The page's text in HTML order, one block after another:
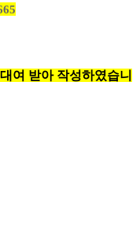
여 받아 작성하였습니